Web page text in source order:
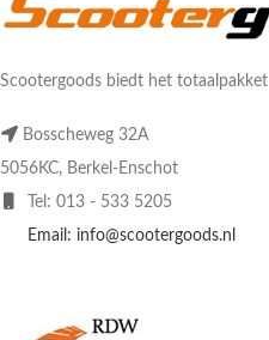
Scootergoods biedt het totaalpakket
Bosscheweg 32A
5056KC, Berkel-Enschot
Tel: 013 - 533 5205
Email: info@scootergoods.nl